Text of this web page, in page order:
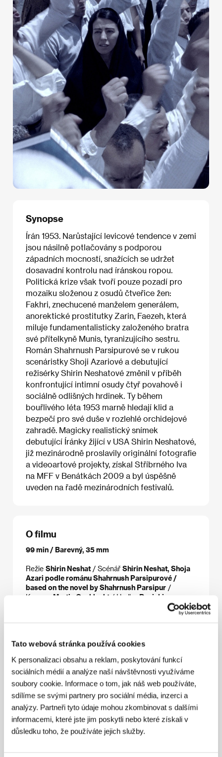
Tato webová stránka používá cookies
K personalizaci obsahu a reklam, poskytování funkcí
sociálních médií a analýze naší návštěvnosti využíváme
soubory cookie. Informace o tom, jak náš web používáte,
sdílíme se svými partnery pro sociální média, inzerci a
analýzy. Partneři tyto údaje mohou zkombinovat s dalšími
informacemi, které jste jim poskytli nebo které získali v
důsledku toho, že používáte jejich služby.
Synopse
Írán 1953. Narůstající levicové tendence v zemi
jsou násilně potlačovány s podporou
západních mocností, snažících se udržet
dosavadní kontrolu nad íránskou ropou.
Politická krize však tvoří pouze pozadí pro
mozaiku složenou z osudů čtveřice žen:
Fakhri, znechucené manželem generálem,
anorektické prostitutky Zarin, Faezeh, která
miluje fundamentalisticky založeného bratra
své přítelkyně Munis, tyranizujícího sestru.
Román Shahrnush Parsipurové se v rukou
scenáristky Shoji Azariové a debutující
režisérky Shirin Neshatové změnil v příběh
konfrontující intimní osudy čtyř povahově i
sociálně odlišných hrdinek. Ty během
bouřlivého léta 1953 marně hledají klid a
bezpečí pro své duše v rozlehlé orchidejové
zahradě. Magicky realistický snímek
debutující Íránky žijící v USA Shirin Neshatové,
již mezinárodně proslavily originální fotografie
a videoartové projekty, získal Stříbrného lva
na MFF v Benátkách 2009 a byl úspěšně
uveden na řadě mezinárodních festivalů.
O filmu
99 min / Barevný, 35 mm
Režie Shirin Neshat / Scénář Shirin Neshat, Shoja
Azari podle románu Shahrnush Parsipurové /
based on the novel by Shahrnush Parsipur /
Kamera Martin Gschlacht / Hudba Ryuichi
George Cragg,
Jay Rabinowitz, Julia Wiedwald, Patrick Lambertz,
/ VýrobaEssential Filmproduktion, Coop99,
Arita Shahrzad, Shabnam Tolouei, Orsi Tóth/
KontaktCoproduction Office
Režie